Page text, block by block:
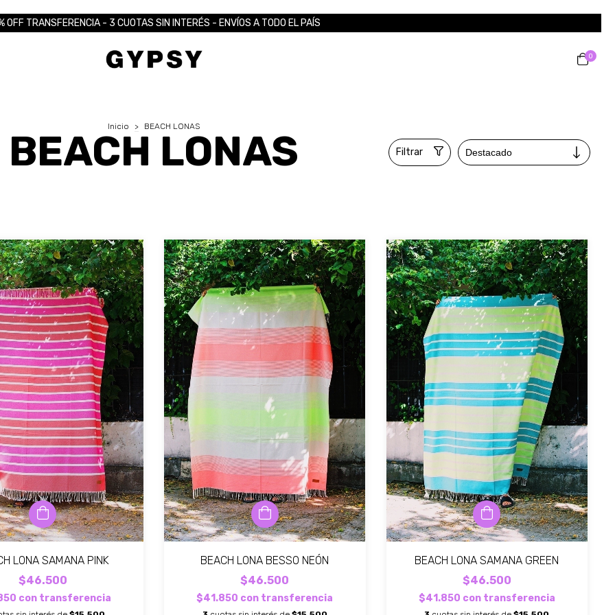
OFF TRANSFERENCIA - 3 CUOTAS SIN INTERÉS - ENVÍOS A TODO EL PAÍS
0
Inicio > BEACH LONAS
BEACH LONAS Filtrar
LONA SAMANA PINK
$46.500
con transferencia
BEACH LONA BESSO NEÓN
$46.500
$41.850 con transferencia
BEACH LONA SAMANA GREEN
$46.500
$41.850 con transferencia